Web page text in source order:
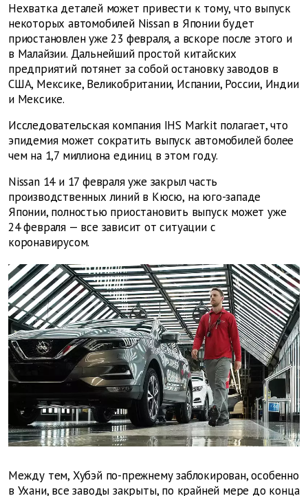
Нехватка деталей может привести к тому, что выпуск
некоторых автомобилей Nissan в Японии будет
приостановлен уже 23 февраля, а вскоре после этого и
в Малайзии. Дальнейший простой китайских
предприятий потянет за собой остановку заводов в
США, Мексике, Великобритании, Испании, России, Индии
и Мексике.
Исследовательская компания IHS Markit полагает, что
эпидемия может сократить выпуск автомобилей более
чем на 1,7 миллиона единиц в этом году.
Nissan 14 и 17 февраля уже закрыл часть
производственных линий в Кюсю, на юго-западе
Японии, полностью приостановить выпуск может уже
24 февраля — все зависит от ситуации с
коронавирусом.
Между тем, Хубэй по-прежнему заблокирован, особенно
в Ухани, все заводы закрыты, по крайней мере до конца